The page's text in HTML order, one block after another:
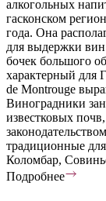
алкогольных
гасконском
года. Она
для выдержки
бочек большого
характерный для
de Montrouge
Виноградники
известковых
традиционные
Коломбар,
Подробнее